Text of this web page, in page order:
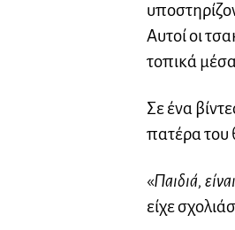
Αυτοί οι
τοπικά
Σε ένα
πατέρα του
«Παιδιά,
είχε